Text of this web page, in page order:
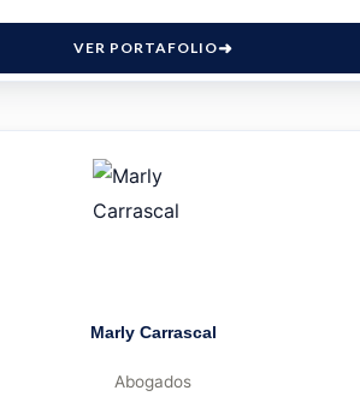
VER PORTAFOLIO
Marly Carrascal
Abogados